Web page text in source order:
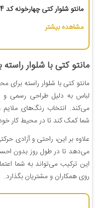
مانتو شلوار کتی چهارخونه کد 734
مشاهده بیشتر
مانتو کتی با شلوار
مانتو کتی با شلوار راسته
لباس به دلیل طراحی رسمی
می‌کند. انتخاب رنگ‌های ملایم
شما کمک کند تا در محیط کار
علاوه بر این، راحتی و آزادی
می‌دهد تا در طول روز بدون
این ترکیب می‌تواند به شما
روی همکاران و مشتریان بگذارد.